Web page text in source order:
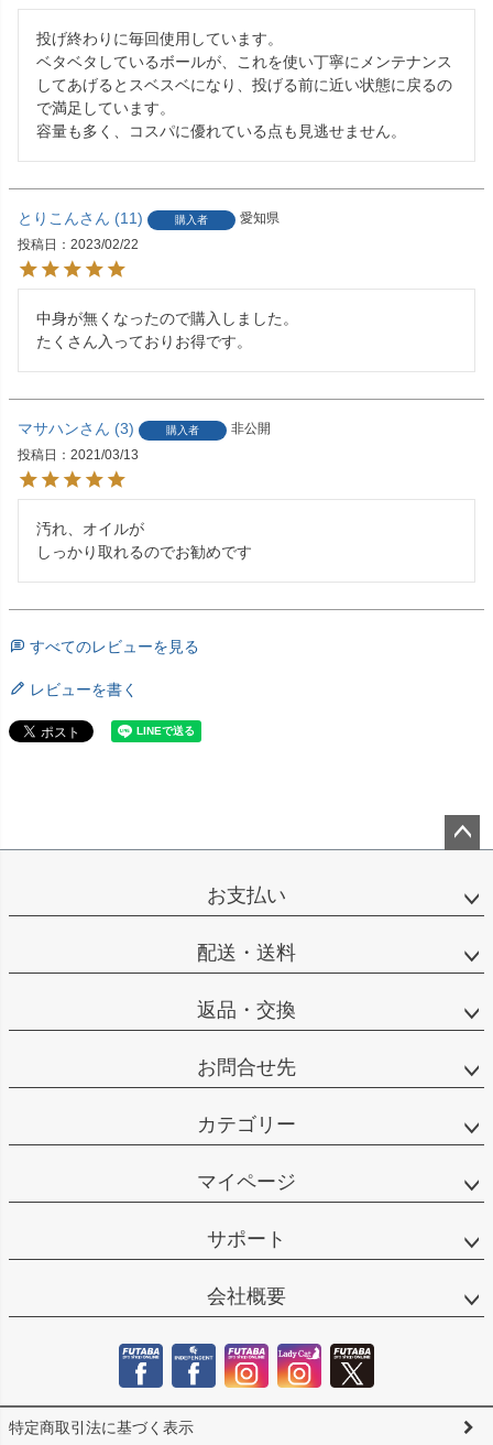
投げ終わりに毎回使用しています。
ベタベタしているボールが、これを使い丁寧にメンテナンス
してあげるとスベスベになり、投げる前に近い状態に戻るの
で満足しています。
容量も多く、コスパに優れている点も見逃せません。
とりこん 11 購入者
愛知県
投稿日
2023/02/22
中身が無くなったので購入しました。
たくさん入っておりお得です。
マサハン 3 購入者
非公開
投稿日
2021/03/13
汚れ、オイルが
しっかり取れるのでお勧めです
すべてのレビューを見る
レビューを書く
ップ
お支払い
配送・送料
返品・交換
お問合せ先
カテゴリー
マイページ
サポート
会社概要
特定商取引法に基づく表示